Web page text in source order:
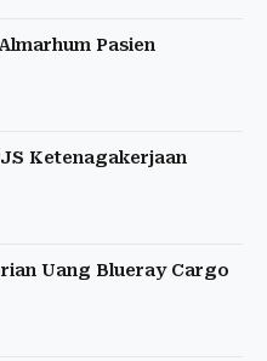
Pasien
Ketenagakerjaan
Uang Blueray Cargo